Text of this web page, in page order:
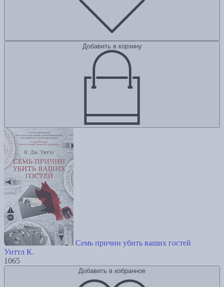
Добавить в корзину
Семь причин убить ваших гостей
Уиттл К.
1065
Добавить в избранное